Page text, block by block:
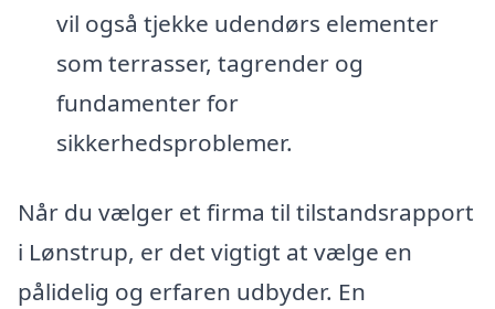
vil også tjekke udendørs elementer
som terrasser, tagrender og
fundamenter for
sikkerhedsproblemer.
Når du vælger et firma til tilstandsrapport
i Lønstrup, er det vigtigt at vælge en
pålidelig og erfaren udbyder. En